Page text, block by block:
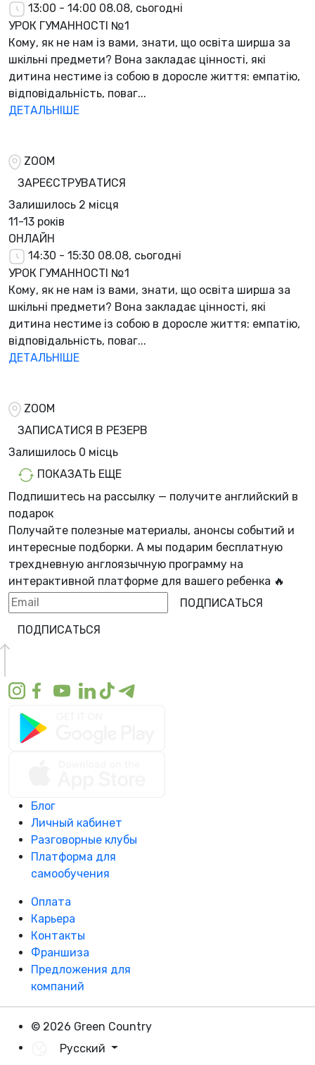
13:00 - 14:00 08.08, сьогодні
УРОК ГУМАННОСТІ №1
Кому, як не нам із вами, знати, що освіта ширша за
шкільні предмети? Вона закладає цінності, які
дитина нестиме із собою в доросле життя: емпатію,
відповідальність, поваг...
ДЕТАЛЬНІШЕ
ZOOM
ЗАРЕЄСТРУВАТИСЯ
Залишилось 2 місця
11-13 років
ОНЛАЙН
14:30 - 15:30 08.08, сьогодні
УРОК ГУМАННОСТІ №1
Кому, як не нам із вами, знати, що освіта ширша за
шкільні предмети? Вона закладає цінності, які
дитина нестиме із собою в доросле життя: емпатію,
відповідальність, поваг...
ДЕТАЛЬНІШЕ
ZOOM
ЗАПИСАТИСЯ В РЕЗЕРВ
Залишилось 0 місць
ПОКАЗАТЬ ЕЩЕ
Подпишитесь на рассылку — получите английский в
подарок
Получайте полезные материалы, анонсы событий и
интересные подборки. А мы подарим бесплатную
трехдневную англоязычную программу на
интерактивной платформе для вашего ребенка 🔥
ПОДПИСАТЬСЯ
ПОДПИСАТЬСЯ
Блог
Личный кабинет
Разговорные клубы
Платформа для
самообучения
Оплата
Карьера
Контакты
Франшиза
Предложения для
компаний
© 2026 Green Country
Русский